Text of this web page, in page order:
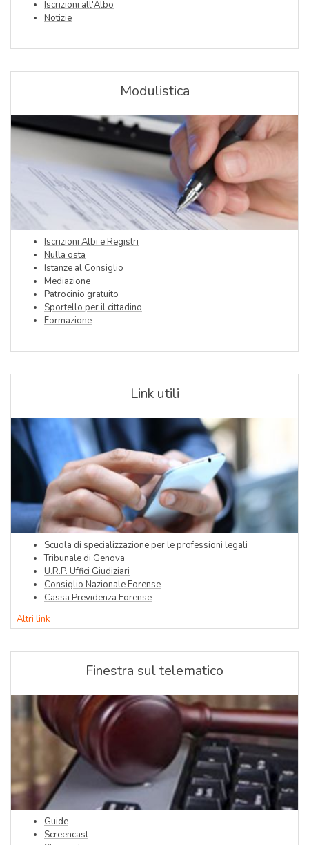
Iscrizioni all'Albo
Notizie
Modulistica
Iscrizioni Albi e Registri
Nulla osta
Istanze al Consiglio
Mediazione
Patrocinio gratuito
Sportello per il cittadino
Formazione
Link utili
Scuola di specializzazione per le professioni legali
Tribunale di Genova
U.R.P. Uffici Giudiziari
Consiglio Nazionale Forense
Cassa Previdenza Forense
Altri link
Finestra sul telematico
Guide
Screencast